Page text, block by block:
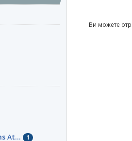
At... 1
Ви можете